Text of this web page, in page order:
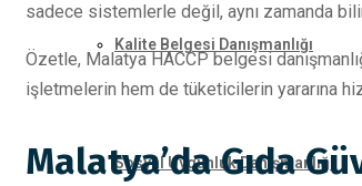
Kalite Belgesi Danışmanlığı
Sosyal Uygunluk Danışmanlığı
sadece sistemlerle değil, aynı zamanda
Özetle, Malatya HACCP belgesi
işletmelerin hem de tüketicilerin yararına
Malatya’da Gıda